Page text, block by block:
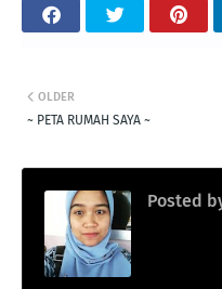
OLDER
~ PETA RUMAH SAYA ~
Posted